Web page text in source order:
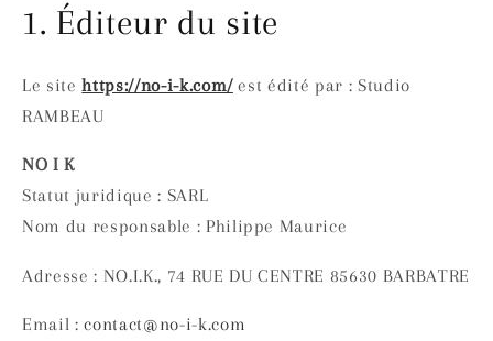
1. Éditeur du site
Le sitehttps://no-i-k.com/est édité par : Studio
RAMBEAU
NO I K
Statut juridique : SARL
Nom du responsable : Philippe Maurice
Adresse : NO.I.K., 74 RUE DU CENTRE 85630 BARBATRE
Email :contact@no-i-k.com